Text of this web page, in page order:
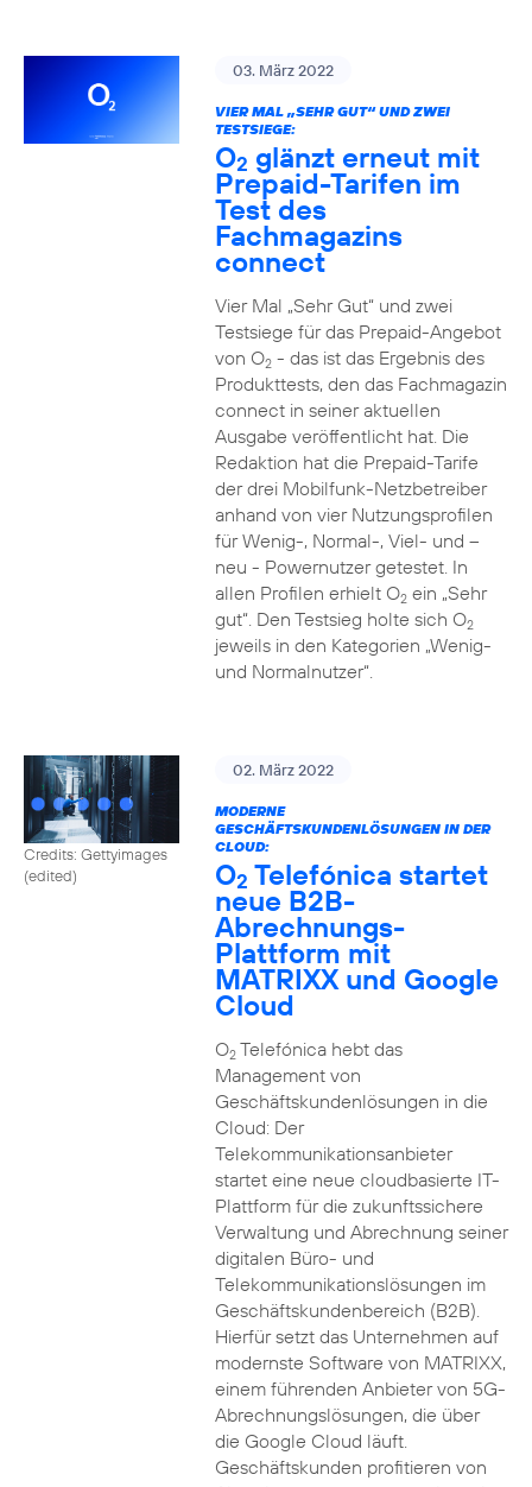
03. März 2022
VIER MAL „SEHR GUT“ UND ZWEI
TESTSIEGE:
O2 glänzt erneut mit
Prepaid-Tarifen im
Test des
Fachmagazins
connect
Vier Mal „Sehr Gut“ und zwei
Testsiege für das Prepaid-Angebot
von O2- das ist das Ergebnis des
Produkttests, den das Fachmagazin
connect in seiner aktuellen
Ausgabe veröffentlicht hat. Die
Redaktion hat die Prepaid-Tarife
der drei Mobilfunk-Netzbetreiber
anhand von vier Nutzungsprofilen
für Wenig-, Normal-, Viel- und –
neu - Powernutzer getestet. In
allen Profilen erhielt O2ein „Sehr
gut“. Den Testsieg holte sich O2
jeweils in den Kategorien „Wenig-
und Normalnutzer“.
Credits: Gettyimages
(edited)
02. März 2022
MODERNE
GESCHÄFTSKUNDENLÖSUNGEN IN DER
CLOUD:
O2 Telefónica startet
neue B2B-
Abrechnungs-
Plattform mit
MATRIXX und Google
Cloud
O2Telefónica hebt das
Management von
Geschäftskundenlösungen in die
Cloud: Der
Telekommunikationsanbieter
startet eine neue cloudbasierte IT-
Plattform für die zukunftssichere
Verwaltung und Abrechnung seiner
digitalen Büro- und
Telekommunikationslösungen im
Geschäftskundenbereich (B2B).
Hierfür setzt das Unternehmen auf
modernste Software von MATRIXX,
einem führenden Anbieter von 5G-
Abrechnungslösungen, die über
die Google Cloud läuft.
Geschäftskunden profitieren von